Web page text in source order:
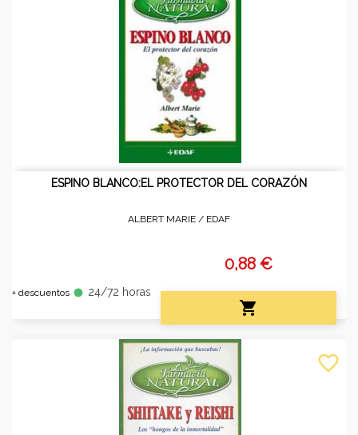
ESPINO BLANCO:EL PROTECTOR DEL CORAZÓN
ALBERT MARIE / EDAF
+ descuentos fiber_manual_record 24/72 horas
0,88 €

favorite_border